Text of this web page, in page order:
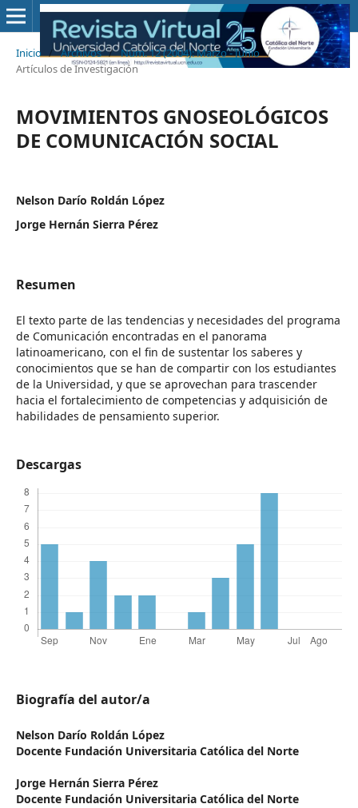
Inicio / Archivos / Núm. 12 (2004): Marzo - Junio /
Artículos de Investigación
MOVIMIENTOS GNOSEOLÓGICOS
DE COMUNICACIÓN SOCIAL
Nelson Darío Roldán López
Jorge Hernán Sierra Pérez
Resumen
El texto parte de las tendencias y necesidades del programa
de Comunicación encontradas en el panorama
latinoamericano, con el fin de sustentar los saberes y
conocimientos que se han de compartir con los estudiantes
de la Universidad, y que se aprovechan para trascender
hacia el fortalecimiento de competencias y adquisición de
habilidades de pensamiento superior.
Descargas
Biografía del autor/a
Nelson Darío Roldán López
Docente Fundación Universitaria Católica del Norte
Jorge Hernán Sierra Pérez
Docente Fundación Universitaria Católica del Norte